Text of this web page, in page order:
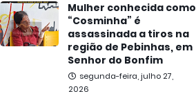
Mulher conhecida como
“Cosminha” é
assassinada a tiros na
região de Pebinhas, em
Senhor do Bonfim
segunda-feira, julho 27,
2026